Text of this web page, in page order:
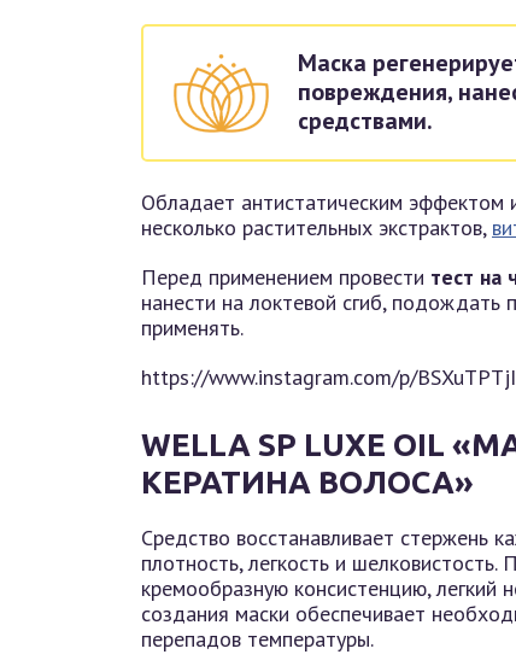
Маска
повреждения,
средствами.
Обладает антистатическим эффектом
несколько растительных экстрактов,
Перед применением провести тест на
нанести на локтевой сгиб,
применять.
https://www.instagram.com/p/
WELLA SP LUXE OIL
КЕРАТИНА ВОЛОСА»
Средство восстанавливает стержень
плотность, легкость и
кремообразную консистенцию, легкий
создания маски обеспечивает
перепадов температуры.